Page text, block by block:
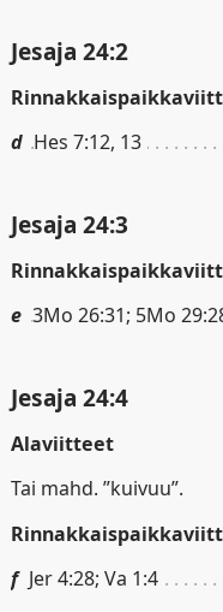
Jesaja 24:2
d Hes 7:12, 13
Jesaja 24:3
e 3Mo 26:31; 5Mo
Jesaja 24:4
Alaviitteet
Tai mahd. ”kuivuu”.
f Jer 4:28; Va 1:4